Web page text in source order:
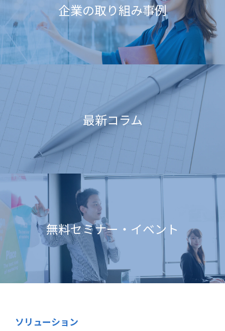
企業の取り組み事例
最新コラム
無料セミナー・イベント
ソリューション